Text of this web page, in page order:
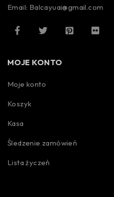
Email: Balcayuai@gmail.com
MOJE KONTO
Moje konto
Koszyk
Kasa
Śledzenie zamówień
Lista życzeń